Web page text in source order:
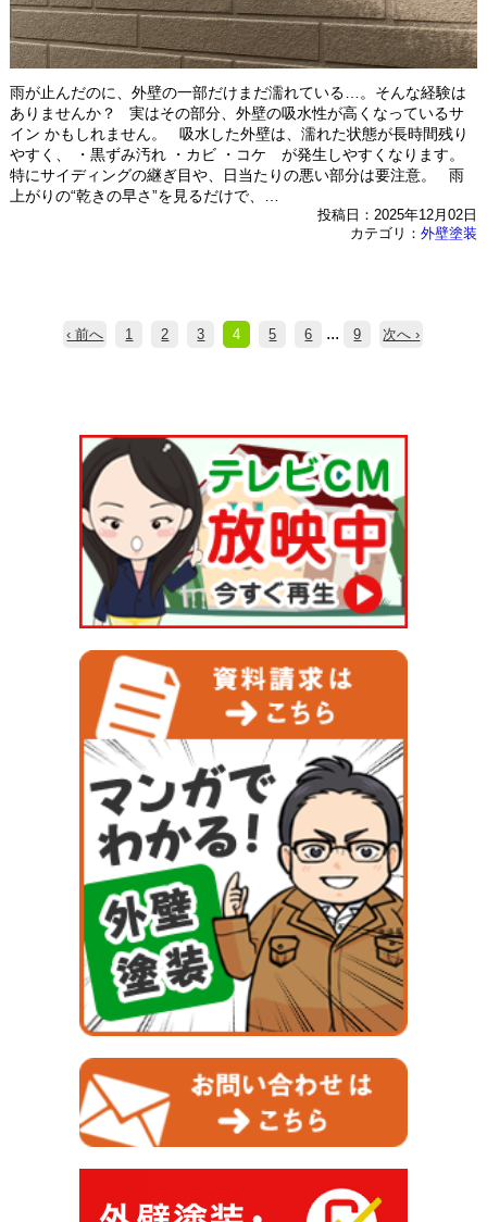
雨が止んだのに、外壁の一部だけまだ濡れている…。そんな経験は
ありませんか？ 実はその部分、外壁の吸水性が高くなっているサ
イン かもしれません。 吸水した外壁は、濡れた状態が長時間残り
やすく、 ・黒ずみ汚れ ・カビ ・コケ が発生しやすくなります。
特にサイディングの継ぎ目や、日当たりの悪い部分は要注意。 雨
上がりの“乾きの早さ”を見るだけで、…
投稿日：2025年12月02日
カテゴリ：外壁塗装
‹ 前へ 1 2 3 4 5 6 ... 9 次へ ›